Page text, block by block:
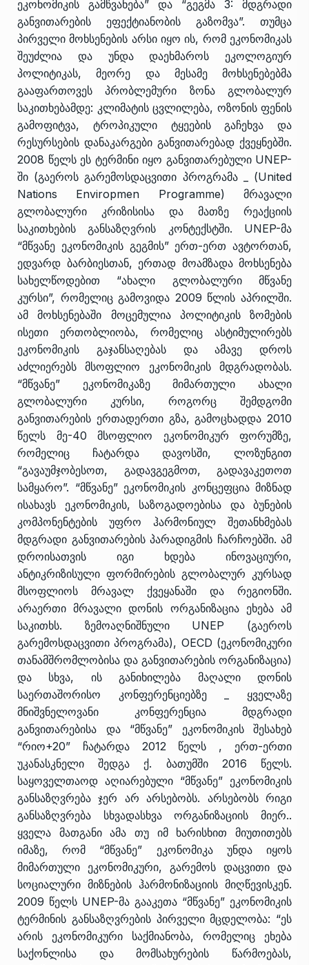
ეკონომიკის გამწვანება” და “გეგმა 3: მდგრადი
განვითარების ეფექტიანობის გაზომვა”. თუმცა
პირველი მოხსენების არსი იყო ის, რომ ეკონომიკას
შეუძლია და უნდა დაეხმაროს ეკოლოგიურ
პოლიტიკას, მეორე და მესამე მოხსენებებმა
გააფართოვეს პრობლემური ზონა გლობალურ
საკითხებამდე: კლიმატის ცვლილება, ოზონის ფენის
გამოფიტვა, ტროპიკული ტყეების გაჩეხვა და
რესურსების დანაკარგები განვითარებად ქვეყნებში.
2008 წელს ეს ტერმინი იყო განვითარებული UNEP-
ში (გაეროს გარემოსდაცვითი პროგრამა _ (United
Nations Enviropmen Programme) მრავალი
გლობალური კრიზისისა და მათზე რეაქციის
საკითხების განსაზღვრის კონტექსტში. UNEP-მა
“მწვანე ეკონომიკის გეგმის” ერთ-ერთ ავტორთან,
ედვარდ ბარბიესთან, ერთად მოამზადა მოხსენება
სახელწოდებით “ახალი გლობალური მწვანე
კურსი”, რომელიც გამოვიდა 2009 წლის აპრილში.
ამ მოხსენებაში მოცემულია პოლიტიკის ზომების
ისეთი ერთობლიობა, რომელიც ასტიმულირებს
ეკონომიკის გაჯანსაღებას და ამავე დროს
აძლიერებს მსოფლიო ეკონომიკის მდგრადობას.
“მწვანე” ეკონომიკაზე მიმართული ახალი
გლობალური კურსი, როგორც შემდგომი
განვითარების ერთადერთი გზა, გამოცხადდა 2010
წელს მე-40 მსოფლიო ეკონომიკურ ფორუმზე,
რომელიც ჩატარდა დავოსში, ლოზუნგით
“გავაუმჯობესოთ, გადავგეგმოთ, გადავაკეთოთ
სამყარო”. “მწვანე” ეკონომიკის კონცეფცია მიზნად
ისახავს ეკონომიკის, საზოგადოებისა და ბუნების
კომპონენტების უფრო ჰარმონიულ შეთანხმებას
მდგრადი განვითარების პარადიგმის ჩარჩოებში. ამ
დროისათვის იგი ხდება ინოვაციური,
ანტიკრიზისული ფორმირების გლობალურ კურსად
მსოფლიოს მრავალ ქვეყანაში და რეგიონში.
არაერთი მრავალი დონის ორგანიზაცია ეხება ამ
საკითხს. ზემოაღნიშნული UNEP (გაეროს
გარემოსდაცვითი პროგრამა), OECD (ეკონომიკური
თანამშრომლობისა და განვითარების ორგანიზაცია)
და სხვა, ის განიხილება მაღალი დონის
საერთაშორისო კონფერენციებზე _ ყველაზე
მნიშვნელოვანი კონფერენცია მდგრადი
განვითარებისა და “მწვანე” ეკონომიკის შესახებ
“რიო+20” ჩატარდა 2012 წელს , ერთ-ერთი
უკანასკნელი შედგა ქ. ბათუმში 2016 წელს.
საყოველთაოდ აღიარებული “მწვანე” ეკონომიკის
განსაზღვრება ჯერ არ არსებობს. არსებობს რიგი
განსაზღვრება სხვადასხვა ორგანიზაციის მიერ..
ყველა მათგანი ამა თუ იმ ხარისხით მიუთითებს
იმაზე, რომ “მწვანე” ეკონომიკა უნდა იყოს
მიმართული ეკონომიკური, გარემოს დაცვითი და
სოციალური მიზნების ჰარმონიზაციის მიღწევისკენ.
2009 წელს UNEP-მა გააკეთა “მწვანე” ეკონომიკის
ტერმინის განსაზღვრების პირველი მცდელობა: “ეს
არის ეკონომიკური საქმიანობა, რომელიც ეხება
საქონლისა და მომსახურების წარმოებას,